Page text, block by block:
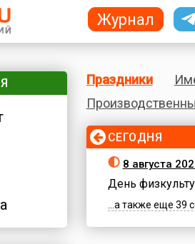
Праздники
СЕГОДНЯ
8 августа
День
...а также еще 39
Журнал